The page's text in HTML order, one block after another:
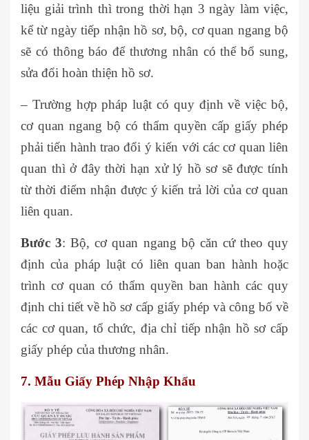
liệu giải trình thì trong thời hạn 3 ngày làm việc,
kể từ ngày tiếp nhận hồ sơ, bộ, cơ quan ngang bộ
sẽ có thông báo để thương nhân có thể bổ sung,
sửa đổi hoàn thiện hồ sơ.
– Trường hợp pháp luật có quy định về việc bộ,
cơ quan ngang bộ có thẩm quyền cấp giấy phép
phải tiến hành trao đổi ý kiến với các cơ quan liên
quan thì ở đây thời hạn xử lý hồ sơ sẽ được tính
từ thời điểm nhận được ý kiến trả lời của cơ quan
liên quan.
Bước 3: Bộ, cơ quan ngang bộ căn cứ theo quy
định của pháp luật có liên quan ban hành hoặc
trình cơ quan có thẩm quyền ban hành các quy
định chi tiết về hồ sơ cấp giấy phép và công bố về
các cơ quan, tổ chức, địa chỉ tiếp nhận hồ sơ cấp
giấy phép của thương nhân.
7. Mẫu Giấy Phép Nhập Khẩu